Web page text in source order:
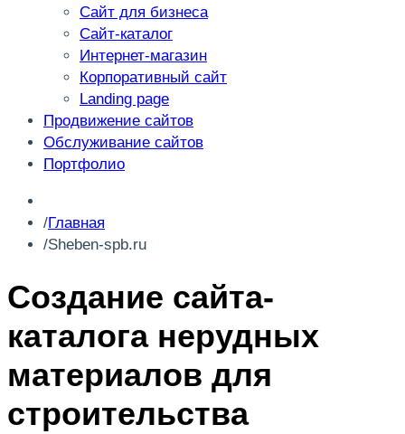
Сайт для бизнеса
Сайт-каталог
Интернет-магазин
Корпоративный сайт
Landing page
Продвижение сайтов
Обслуживание сайтов
Портфолио
Главная
Sheben-spb.ru
Создание сайта-
каталога нерудных
материалов для
строительства